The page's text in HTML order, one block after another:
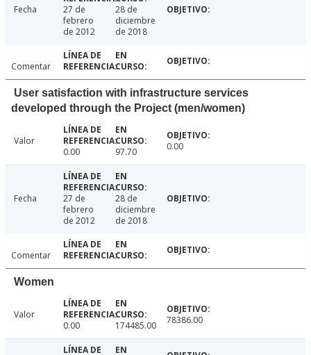
Fecha
27 de
febrero
de 2012
28 de
diciembre
de 2018
Comentar
User satisfaction with infrastructure services
developed through the Project (men/women)
Valor
0.00
97.70 0.00
Fecha
27 de
febrero
de 2012
28 de
diciembre
de 2018
Comentar
Women
Valor
0.00
174485.00 78386.00